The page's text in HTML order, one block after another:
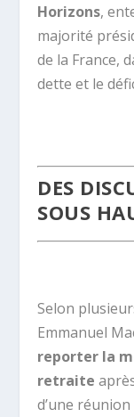
Horizons,
majorité
de la France,
dette et le
DES
SOUS
Selon
Emmanuel
reporter la
retraite
d’une réunion